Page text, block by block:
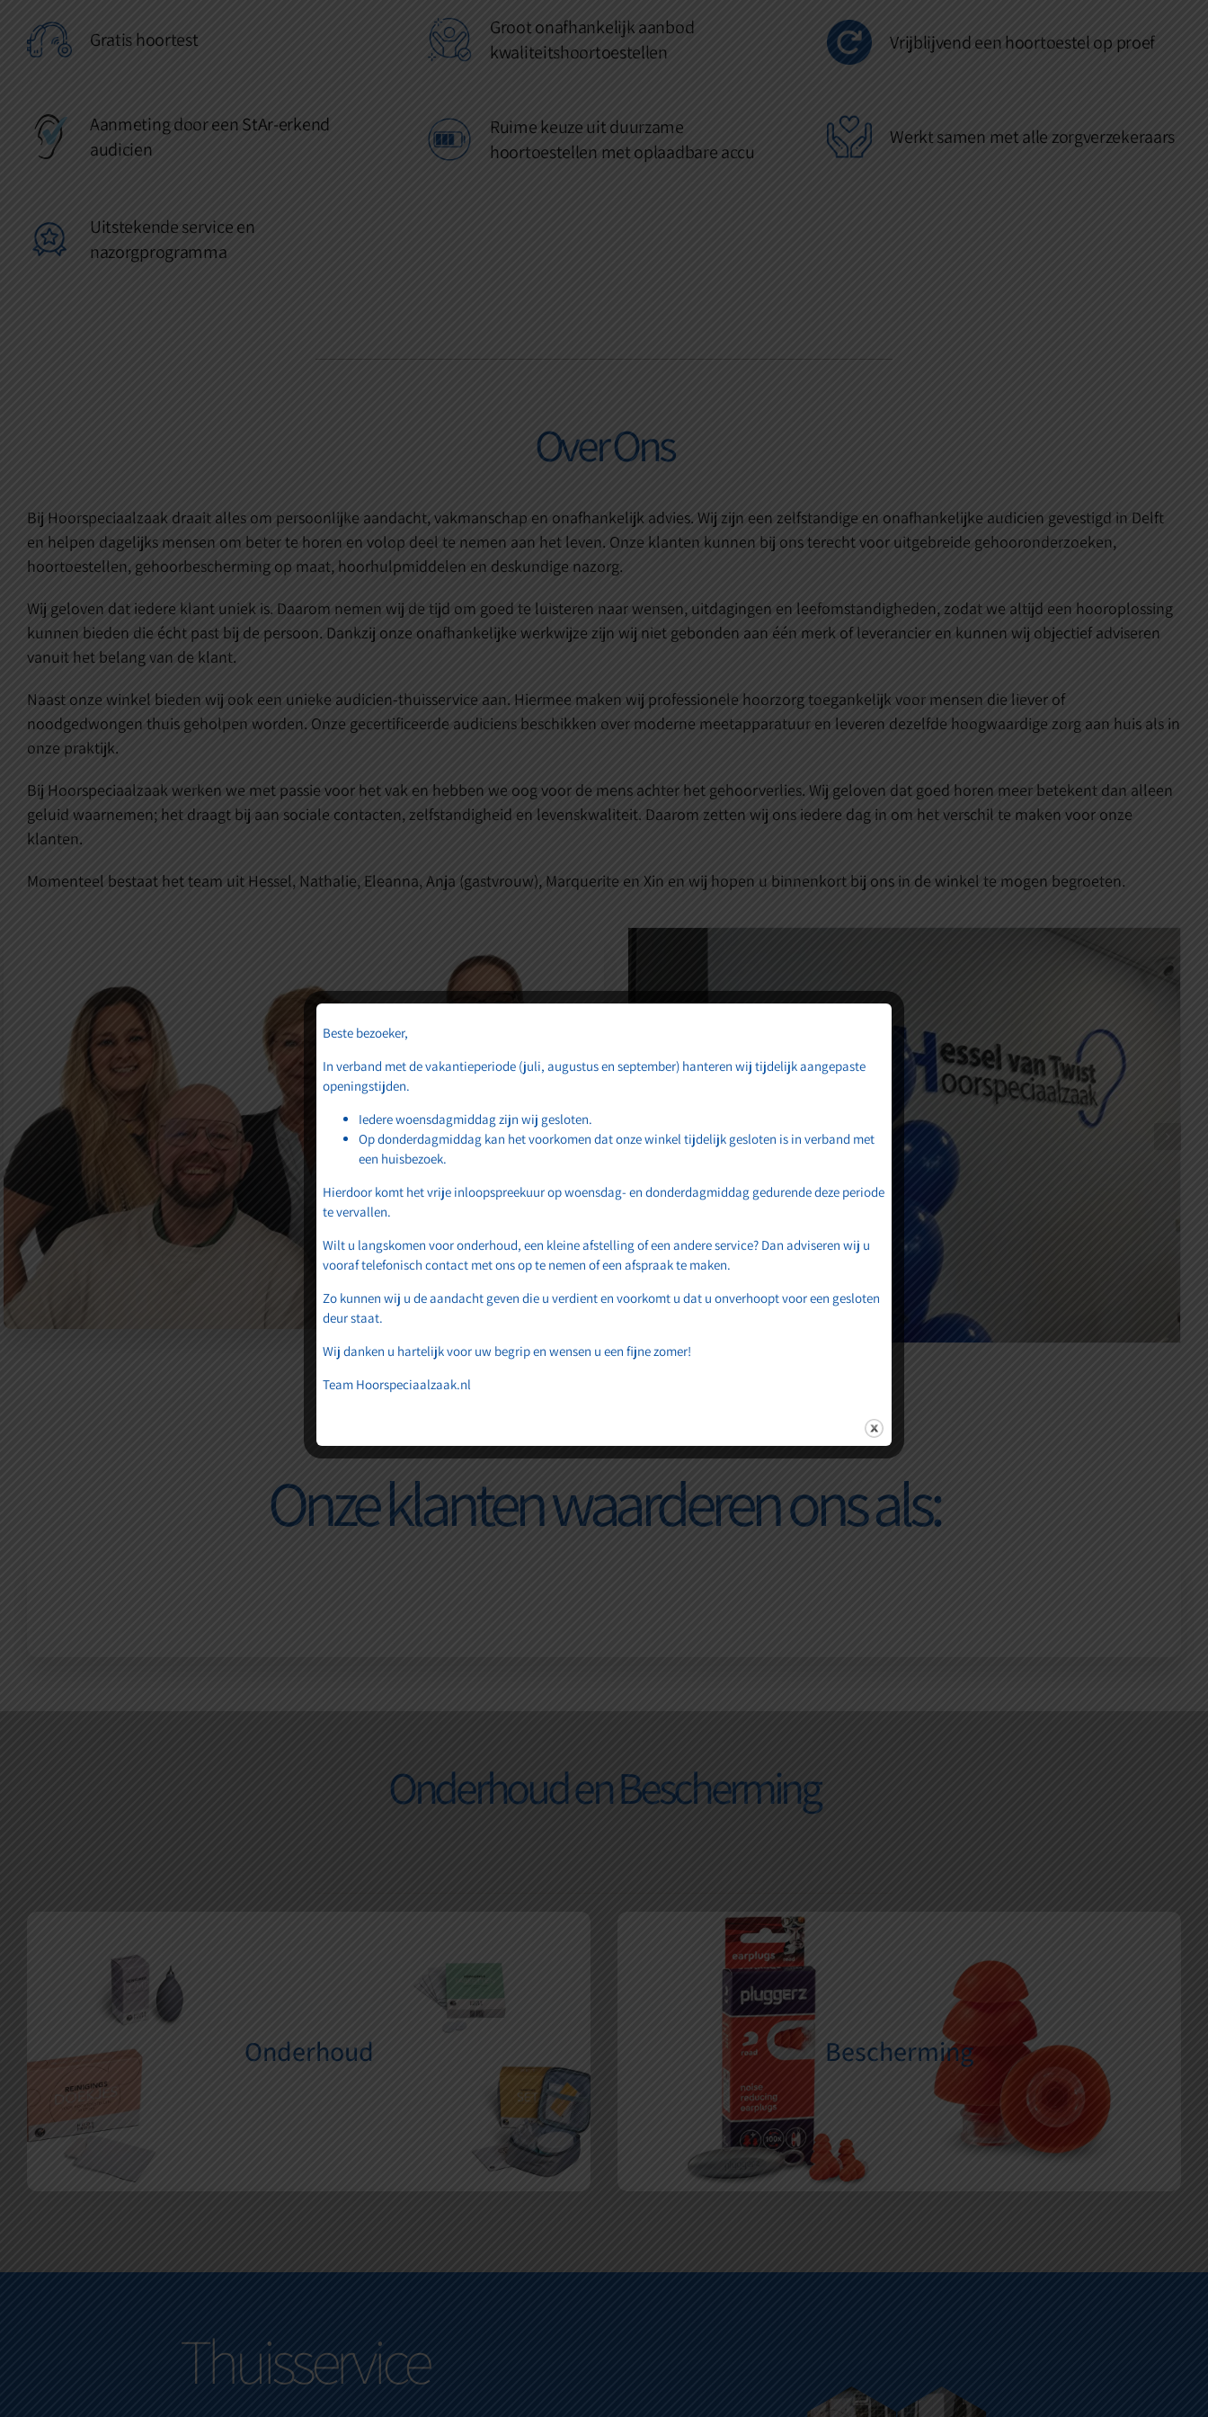
Gratis hoortest
Aanmeting door een StAr-erkend
audicien
Groot onafhankelijk aanbod
kwaliteitshoortoestellen
Ruime keuze uit duurzame
hoortoestellen met oplaadbare accu
Vrijblijvend een hoortoestel op proef
Werkt samen met alle zorgverzekeraars
Uitstekende service en
nazorgprogramma
Over Ons
Bij Hoorspeciaalzaak draait alles om persoonlijke aandacht, vakmanschap en onafhankelijk advies. Wij zijn een zelfstandige en onafhankelijke audicien gevestigd in Delft
en helpen dagelijks mensen om beter te horen en volop deel te nemen aan het leven. Onze klanten kunnen bij ons terecht voor uitgebreide gehooronderzoeken,
hoortoestellen, gehoorbescherming op maat, hoorhulpmiddelen en deskundige nazorg.
Wij geloven dat iedere klant uniek is. Daarom nemen wij de tijd om goed te luisteren naar wensen, uitdagingen en leefomstandigheden, zodat we altijd een hooroplossing
kunnen bieden die écht past bij de persoon. Dankzij onze onafhankelijke werkwijze zijn wij niet gebonden aan één merk of leverancier en kunnen wij objectief adviseren
vanuit het belang van de klant.
Naast onze winkel bieden wij ook een unieke audicien-thuisservice aan. Hiermee maken wij professionele hoorzorg toegankelijk voor mensen die liever of
noodgedwongen thuis geholpen worden. Onze gecertificeerde audiciens beschikken over moderne meetapparatuur en leveren dezelfde hoogwaardige zorg aan huis als in
onze praktijk.
Bij Hoorspeciaalzaak werken we met passie voor het vak en hebben we oog voor de mens achter het gehoorverlies. Wij geloven dat goed horen meer betekent dan alleen
geluid waarnemen; het draagt bij aan sociale contacten, zelfstandigheid en levenskwaliteit. Daarom zetten wij ons iedere dag in om het verschil te maken voor onze
klanten.
Momenteel bestaat het team uit Hessel, Nathalie, Eleanna, Anja (gastvrouw), Marquerite en Xin en wij hopen u binnenkort bij ons in de winkel te mogen begroeten.
Onze klanten waarderen ons als:
Onderhoud en Bescherming
Onderhoud
belangrijk onderdeel van uw dagelijkse leven is. Daarom bieden wij hoogwaardige
onderhoudsproducten om ervoor te zorgen dat uw hoortoestel optimaal blijft
functioneren. Ontdek hoe u uw gehoorervaring kunt verbeteren en de levensduur van
uw hoortoestel kunt verlengen met onze zorgvuldig geselecteerde
Bescherming
Bescherming
Gehoorbescherming is meer dan alleen het dempen van geluid. Het is een essentieel aspect van
zelfzorg en preventieve gezondheidszorg. Bij Hessel van Twist Hoorspeciaalzaak begrijpen we
de waarde van een gezond gehoor en willen we u helpen dit te behouden.
Thuisservice
Beste bezoeker,
In verband met de vakantieperiode (juli, augustus en september) hanteren wij tijdelijk aangepaste
openingstijden.
Iedere woensdagmiddag zijn wij gesloten.
Op donderdagmiddag kan het voorkomen dat onze winkel tijdelijk gesloten is in verband met
een huisbezoek.
Hierdoor komt het vrije inloopspreekuur op woensdag- en donderdagmiddag gedurende deze periode
te vervallen.
Wilt u langskomen voor onderhoud, een kleine afstelling of een andere service? Dan adviseren wij u
vooraf telefonisch contact met ons op te nemen of een afspraak te maken.
Zo kunnen wij u de aandacht geven die u verdient en voorkomt u dat u onverhoopt voor een gesloten
deur staat.
Wij danken u hartelijk voor uw begrip en wensen u een fijne zomer!
Team Hoorspeciaalzaak.nl